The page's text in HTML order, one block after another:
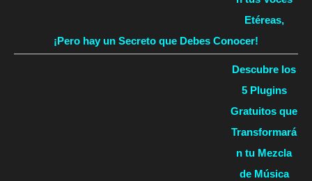
Etéreas,
¡Pero hay un Secreto que Debes Conocer!
Descubre los
5 Plugins
Gratuitos que
Transformará
n tu Mezcla
de Música